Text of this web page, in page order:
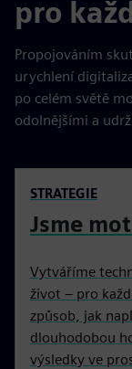
pro
Propojováním
urychlení
po celém světě
odolnějšími a
STRATEGIE
Jsme
Vytváříme
život – pro
způsob, jak
dlouhodobou
výsledky ve